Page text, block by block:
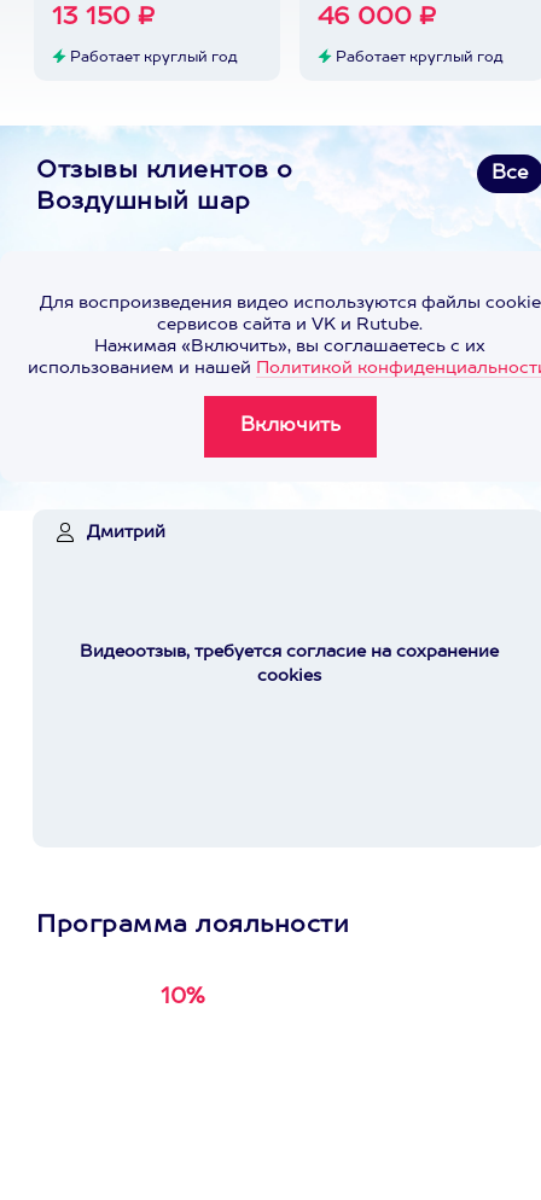
13 150 ₽
Работает круглый год
46 000 ₽
Работает круглый год
Отзывы клиентов о
Воздушный шар
Все
Для воспроизведения видео используются файлы cookie
сервисов сайта и VK и Rutube.
Нажимая «Включить», вы соглашаетесь с их
использованием и нашей Политикой
Дмитрий
Видеоотзыв, требуется согласие на сохранение
cookies
Программа лояльности
10%